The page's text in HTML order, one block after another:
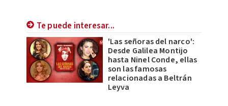
Te puede interesar...
'Las señoras del narco':
Desde Galilea Montijo
hasta Ninel Conde, ellas
son las famosas
relacionadas a Beltrán
Leyva